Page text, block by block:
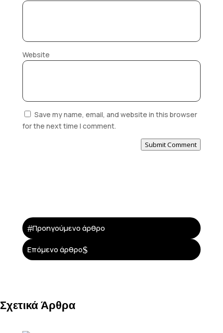
Website
Save my name, email, and website in this browser
for the next time I comment.
Submit Comment
#Προηγούμενο άρθρο
Επόμενο άρθρο$
Σχετικά Άρθρα